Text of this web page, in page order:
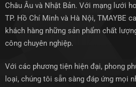
Châu Âu và Nhật Bản. Với mạng lưới
TP. Hồ Chí Minh và Hà Nội, TMAYBE
khách hàng những sản phẩm chất
công chuyên nghiệp.
Với các phương tiện hiện đại, phong
loại, chúng tôi sẵn sàng đáp ứng mọi